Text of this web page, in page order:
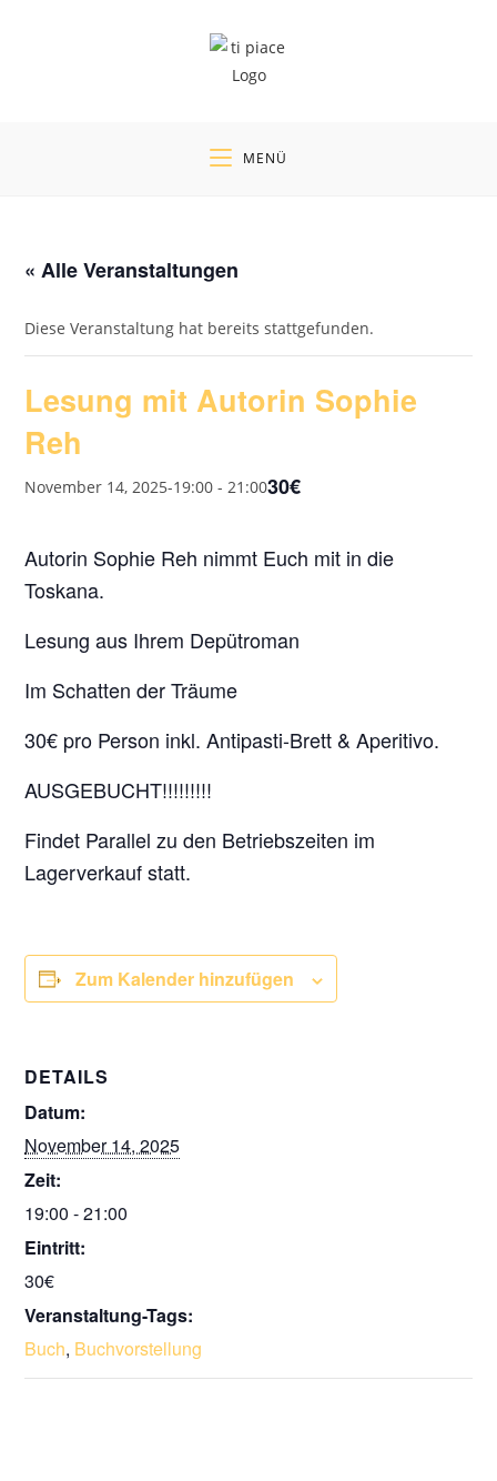
MENÜ
« Alle Veranstaltungen
Diese Veranstaltung hat bereits stattgefunden.
Lesung mit Autorin Sophie
Reh
November 14, 2025-19:00 -21:0030€
Autorin Sophie Reh nimmt Euch mit in die
Toskana.
Lesung aus Ihrem Depütroman
Im Schatten der Träume
30€ pro Person inkl. Antipasti-Brett & Aperitivo.
AUSGEBUCHT!!!!!!!!!
Findet Parallel zu den Betriebszeiten im
Lagerverkauf statt.
Zum Kalender hinzufügen
DETAILS
Datum:
November 14, 2025
Zeit:
19:00 - 21:00
Eintritt:
30€
Veranstaltung-Tags:
Buch, Buchvorstellung